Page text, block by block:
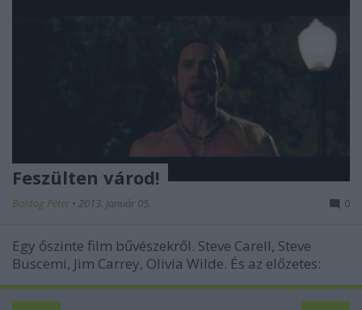
Feszülten várod!
Boldog Péter • 2013. január 05. 0
Egy őszinte film bűvészekről. Steve Carell, Steve
Buscemi, Jim Carrey, Olivia Wilde. És az előzetes: